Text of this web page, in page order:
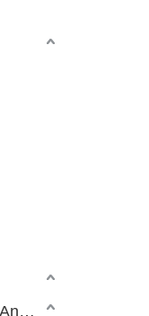
7/9/10 polegadas de carro Android Player